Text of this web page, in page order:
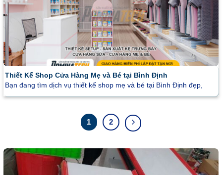
Thiết Kế Shop Cửa Hàng Mẹ và Bé tại Bình Định
Bạn đang tìm dịch vụ thiết kế shop mẹ và bé tại Bình Định đẹp,
1 2